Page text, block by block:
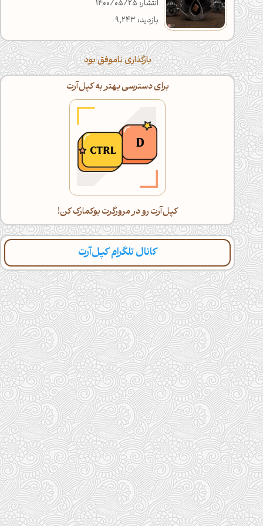
انتشار: 1400/05/25
بازدید: 9,243
بارگذاری ناموفق بود
برای دسترسی بهتر به کپل‌آرت
کپل‌آرت رو در مرورگرت بوکمارک کن!
کانال تلگرام کپل‌آرت